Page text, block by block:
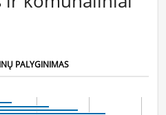
PALYGINIMAS